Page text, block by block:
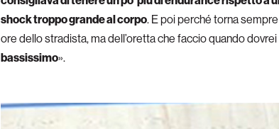
shock troppo grande al corpo. E poi perché torna
ore dello stradista, ma dell’oretta che faccio quando
bassissimo».